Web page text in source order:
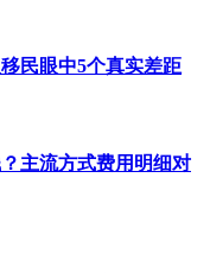
民眼中5个真实差距
主流方式费用明细对